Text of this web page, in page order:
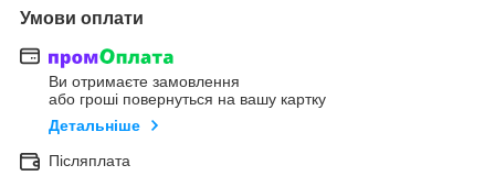
Умови оплати
Ви отримаєте замовлення
або гроші повернуться на вашу картку
Детальніше
Післяплата